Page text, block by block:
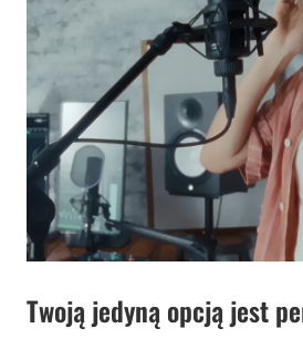
Twoją jedyną opcją jest